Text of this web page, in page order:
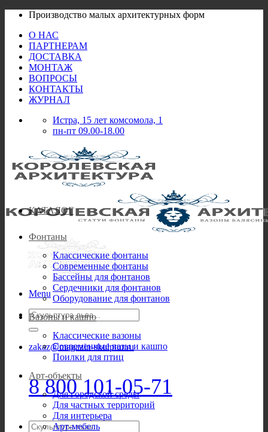
Skip
content
Производство малых архитектурных форм
О НАС
ПАРТНЕРАМ
ДОСТАВКА
МОНТАЖ
ВОПРОСЫ
КОНТАКТЫ
ЖУРНАЛ
Истра, 15 лет комсомола, 1
пн-пт 09.00-18.00
Menu
Искать:
zakaz@magazin-skulptur.ru
8 800 101-05-71
Искать:
КАТАЛОГ
Фонтаны
Классические фонтаны
Современные фонтаны
Бассейны для фонтанов
Сердечники для фонтанов
Оборудование для фонтанов
Вазоны и кашпо
Классические вазоны
Современные вазы и кашпо
Поилки для птиц
Арт-объекты
Для городской среды
Для частных территорий
Для интерьера
Арт-мебель